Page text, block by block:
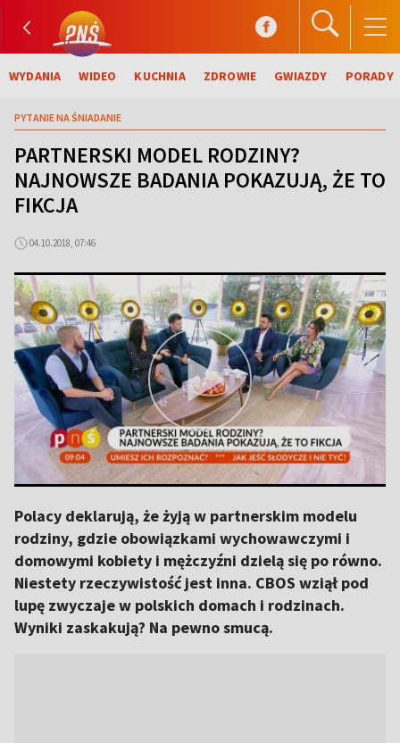
WYDANIA WIDEO KUCHNIA ZDROWIE GWIAZDY PORADY
PYTANIE NA ŚNIADANIE
PARTNERSKI MODEL RODZINY?
NAJNOWSZE BADANIA POKAZUJĄ, ŻE TO
FIKCJA
04.10.2018, 07:46
Polacy deklarują, że żyją w partnerskim modelu
rodziny, gdzie obowiązkami wychowawczymi i
domowymi kobiety i mężczyźni dzielą się po równo.
Niestety rzeczywistość jest inna. CBOS wziął pod
lupę zwyczaje w polskich domach i rodzinach.
Wyniki zaskakują? Na pewno smucą.